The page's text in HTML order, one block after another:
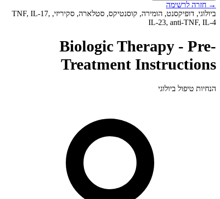
→ חזרה לרשימה
ביולוגי, דופיקסנט, הומירה, קוסנטיקס, סטלארה, סקיריזי, TNF, IL-17,
IL-23, anti-TNF, IL-4
Biologic Therapy - Pre-
Treatment Instructions
הנחיות טיפול ביולוגי